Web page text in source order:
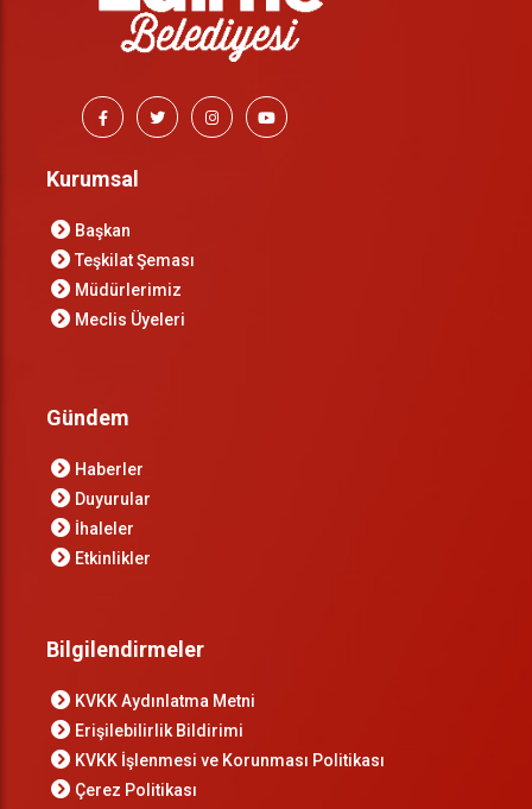
Kurumsal
Başkan
Teşkilat Şeması
Müdürlerimiz
Meclis Üyeleri
Gündem
Haberler
Duyurular
İhaleler
Etkinlikler
Bilgilendirmeler
KVKK Aydınlatma Metni
Erişilebilirlik Bildirimi
KVKK İşlenmesi ve Korunması Politikası
Çerez Politikası